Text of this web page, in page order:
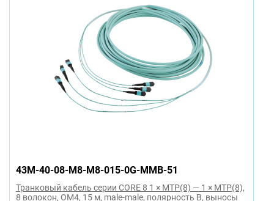
43M-40-08-M8-M8-015-0G-MMB-51
Транковый кабель серии CORE 8 1 × MTP(8) — 1 × MTP(8),
8 волокон, OM4, 15 м, male-male, полярность B, выносы